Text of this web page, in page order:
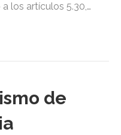
los artículos 5.30,…
de